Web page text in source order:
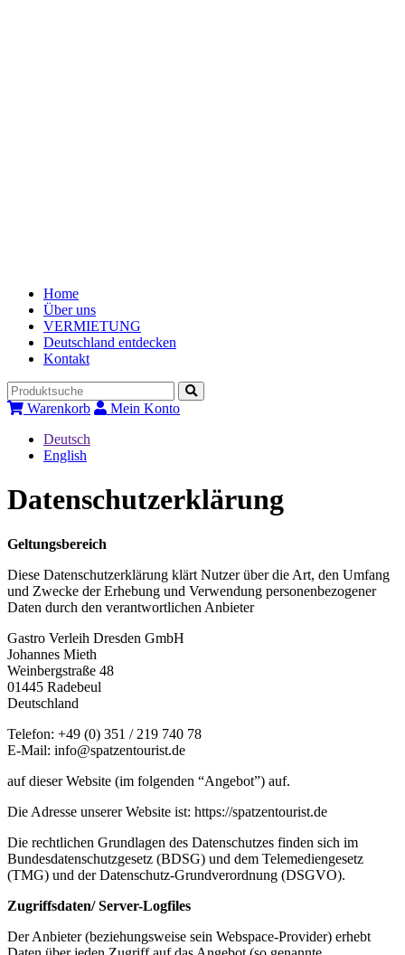
Home
Über uns
VERMIETUNG
Deutschland entdecken
Kontakt
Warenkorb
Mein Konto
Deutsch
English
Datenschutzerklärung
Geltungsbereich
Diese Datenschutzerklärung klärt Nutzer über die Art, den Umfang
und Zwecke der Erhebung und Verwendung personenbezogener
Daten durch den verantwortlichen Anbieter
Gastro Verleih Dresden GmbH
Johannes Mieth
Weinbergstraße 48
01445 Radebeul
Deutschland
Telefon: +49 (0) 351 / 219 740 78
E-Mail: info@spatzentourist.de
auf dieser Website (im folgenden “Angebot”) auf.
Die Adresse unserer Website ist: https://spatzentourist.de
Die rechtlichen Grundlagen des Datenschutzes finden sich im
Bundesdatenschutzgesetz (BDSG) und dem Telemediengesetz
(TMG) und der Datenschutz-Grundverordnung (DSGVO).
Zugriffsdaten/ Server-Logfiles
Der Anbieter (beziehungsweise sein Webspace-Provider) erhebt